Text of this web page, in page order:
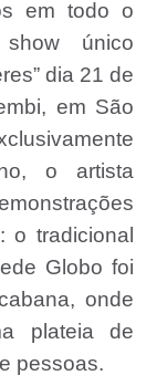
em todo o
único
dia 21 de
em São
o artista
tradicional
Globo foi
onde
plateia de
pessoas.